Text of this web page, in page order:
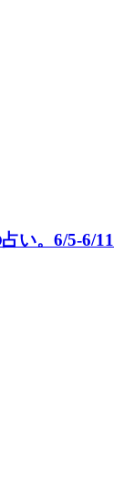
い。6/5-6/11